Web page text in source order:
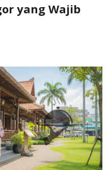
yang Wajib